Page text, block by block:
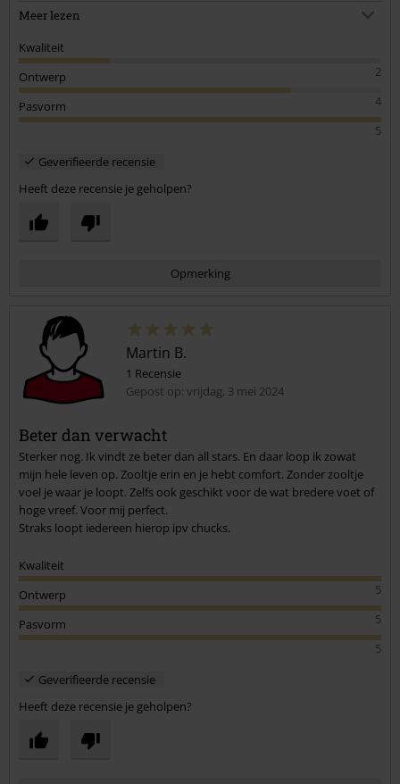
lipjes is al aan het scheuren. Ze zijn nog te dragen gelukkig, maar wel
zonde
Meer lezen
Kwaliteit
2
Ontwerp
4
Pasvorm
5
Geverifieerde recensie
Heeft deze recensie je geholpen?
Opmerking
Commentaar versturen
Martin B.
1 Recensie
Gepost op: vrijdag, 3 mei 2024
Beter dan verwacht
Sterker nog. Ik vindt ze beter dan all stars. En daar loop ik zowat
mijn hele leven op. Zooltje erin en je hebt comfort. Zonder zooltje
voel je waar je loopt. Zelfs ook geschikt voor de wat bredere voet of
hoge vreef. Voor mij perfect.
Straks loopt iedereen hierop ipv chucks.
Kwaliteit
5
Ontwerp
5
Pasvorm
5
Geverifieerde recensie
Heeft deze recensie je geholpen?